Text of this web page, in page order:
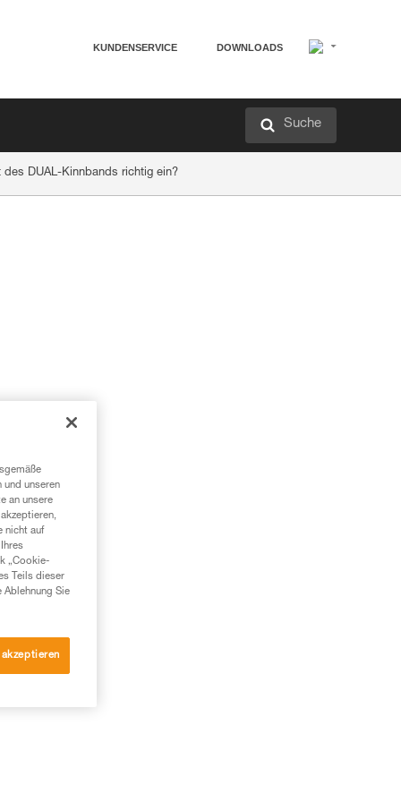
KUNDENSERVICE DOWNLOADS
Suche
DUAL-Kinnbands richtig ein?
und unseren
an unsere
nicht auf
„Cookie-
Teils dieser
Ablehnung Sie